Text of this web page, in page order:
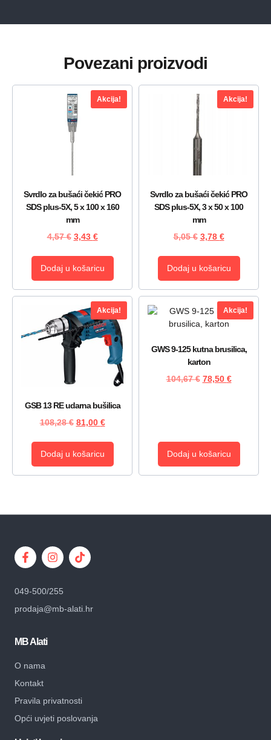
Povezani proizvodi
Akcija!
Svrdlo za bušaći čekić PRO
SDS plus-5X, 5 x 100 x 160
mm
4,57€ 3,43 €
Dodaj u košaricu
Akcija!
Svrdlo za bušaći čekić PRO
SDS plus-5X, 3 x 50 x 100
mm
5,05€ 3,78 €
Dodaj u košaricu
Akcija!
GSB 13 RE udarna bušilica
108,28€ 81,00 €
Dodaj u košaricu
Akcija!
GWS 9-125 kutna brusilica,
karton
104,67€ 78,50 €
Dodaj u košaricu
049-500/255
prodaja@mb-alati.hr
MB Alati
O nama
Kontakt
Pravila privatnosti
Opći uvjeti poslovanja